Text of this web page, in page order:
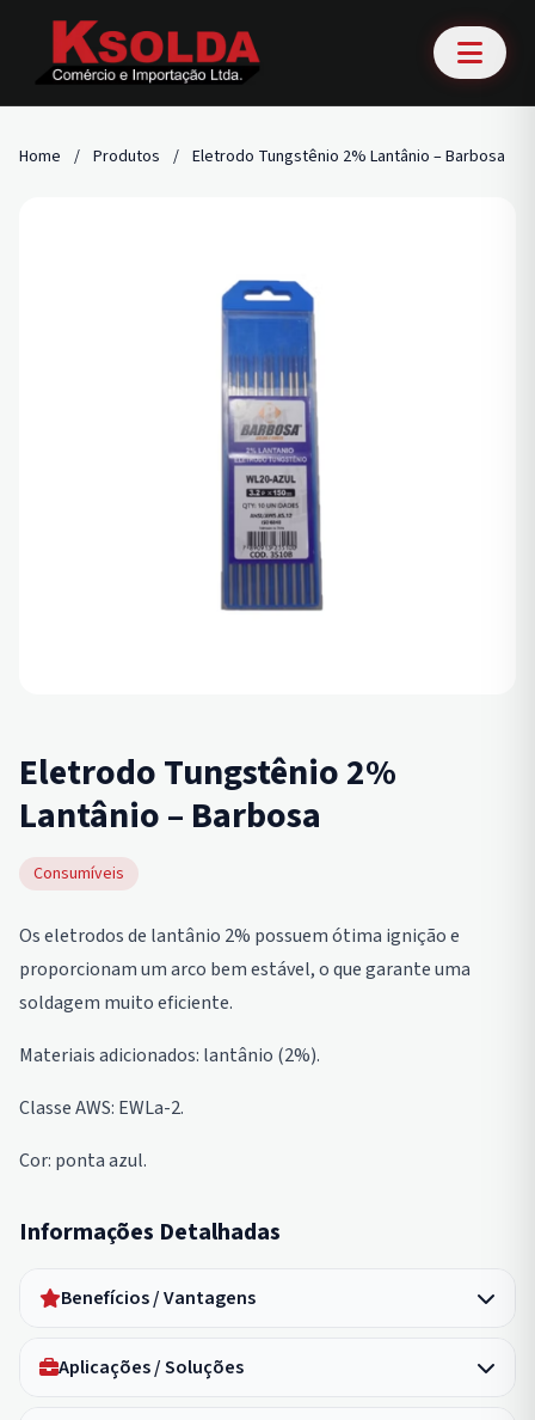
Home / Produtos / Eletrodo Tungstênio 2% Lantânio – Barbosa
Eletrodo Tungstênio 2%
Lantânio – Barbosa
Consumíveis
Os eletrodos de lantânio 2% possuem ótima ignição e
proporcionam um arco bem estável, o que garante uma
soldagem muito eficiente.
Materiais adicionados: lantânio (2%).
Classe AWS: EWLa-2.
Cor: ponta azul.
Informações Detalhadas
Benefícios / Vantagens
Aplicações / Soluções